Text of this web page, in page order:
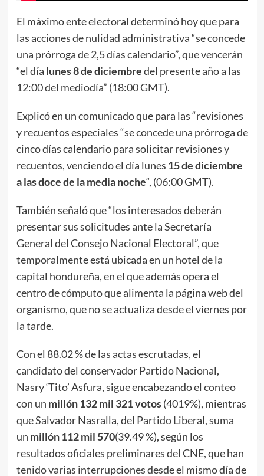
El máximo ente electoral determinó hoy que para
las acciones de nulidad administrativa “se concede
una prórroga de 2,5 días calendario”, que vencerán
“el día lunes 8 de diciembredel presente año a las
12:00 del mediodía” (18:00 GMT).
Explicó en un comunicado que para las “revisiones
y recuentos especiales “se concede una prórroga de
cinco días calendario para solicitar revisiones y
recuentos, venciendo el día lunes 15 de diciembre
a las doce de la media noche“, (06:00 GMT).
También señaló que “los interesados deberán
presentar sus solicitudes ante la Secretaría
General del Consejo Nacional Electoral”, que
temporalmente está ubicada en un hotel de la
capital hondureña, en el que además opera el
centro de cómputo que alimenta la página web del
organismo, que no se actualiza desde el viernes por
la tarde.
Con el 88.02 % de las actas escrutadas, el
candidato del conservador Partido Nacional,
Nasry ‘Tito’ Asfura, sigue encabezando el conteo
con un millón 132 mil 321 votos(4019%), mientras
que Salvador Nasralla, del Partido Liberal, suma
un millón 112 mil 570(39.49 %), según los
resultados oficiales preliminares del CNE, que han
tenido varias interrupciones desde el mismo día de